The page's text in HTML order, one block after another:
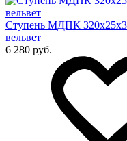
Cтупень МДПК
вельвет
6 280 руб.